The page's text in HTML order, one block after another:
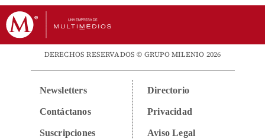
DERECHOS RESERVADOS © GRUPO MILENIO 2026
Newsletters
Contáctanos
Suscripciones
Directorio
Privacidad
Aviso Legal